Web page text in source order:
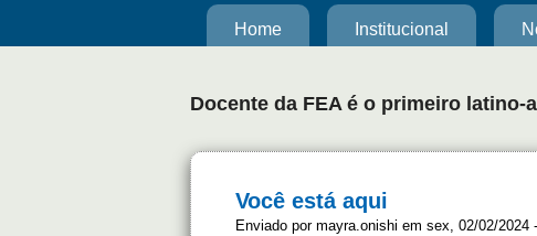
Home Institucional
Docente da FEA é o primeiro
Você está aqui
Enviado por mayra.onishi em sex, 02/02/2024